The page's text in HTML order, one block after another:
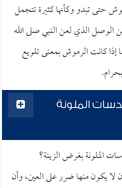
حتى تبدو وكأنها كثيرة تتجمل
الوصل الذي لعن النبي صلى الله
إذا كانت الرموش بمعنى تلويع
الملونة
الملونة بغرض الزينة؟
يكون منها ضرر على العين، وأن